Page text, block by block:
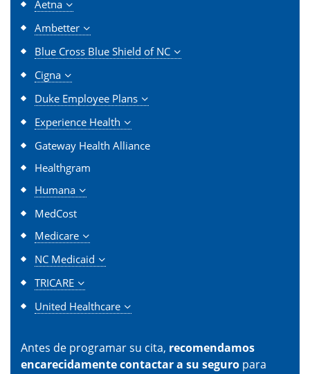
Aetna
Ambetter
Blue Cross Blue Shield of NC
Cigna
Duke Employee Plans
Experience Health
Gateway Health Alliance
Healthgram
Humana
MedCost
Medicare
NC Medicaid
TRICARE
United Healthcare
Antes de programar su cita, recomendamos
encarecidamente contactar a su seguro para